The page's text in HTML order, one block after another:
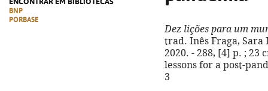
BNP
PORBASE
Dez lições para um
trad. Inês Fraga, Sara
2020. - 288, [4] p. ; 23
lessons for a post-
3